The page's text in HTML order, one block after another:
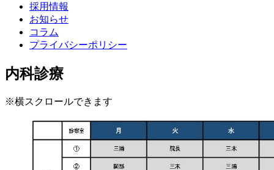
採用情報
お知らせ
コラム
プライバシーポリシー
内科診療
※横スクロールできます